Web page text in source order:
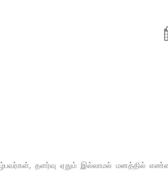
தளர்வு ஏதும் இல்லாமல் மனத்தில்